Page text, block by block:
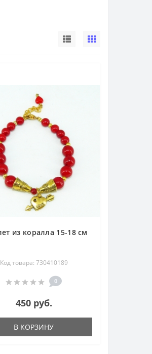
из коралла 15-18 см
Код товара: 730410189
0
450 руб.
В КОРЗИНУ